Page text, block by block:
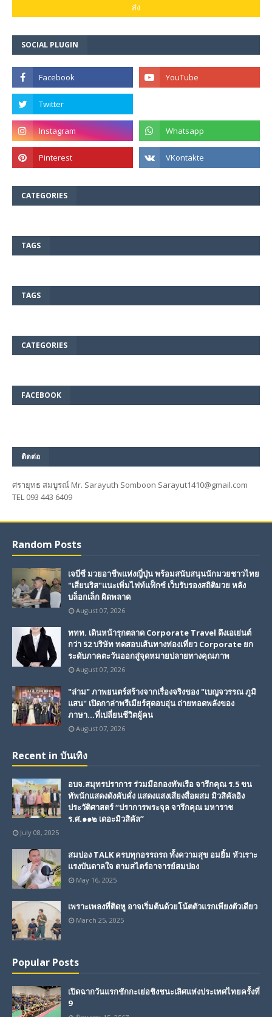
SOCIAL PLUGIN
CATEGORIES
TAGS
TAGS
CATEGORIES
FACEBOOK
ติดต่อ
ศรายุทธ สมบูรณ์ Mr. Sarayuth Somboon Sarayut1410@gmail.com
TEL 093 443 6409
Random Posts
เจบีซี มวยอาชีพแห่งญี่ปุ่น พร้อมสนับสนุนนักมวยชาวไทย
"เสี่ยนริส"แนะเพิ่มไฟท์แฟ็กซ์ เว็บรับรองสถิติมวย หลัง
บล็อกเล็ก ผิดพลาด
August 07, 2026
ททท. เดินหน้ารุกตลาด Corporate Travel ดึงเอเย่นต์
กว่า 52 บริษัท ทดสอบเส้นทางท่องเที่ยว Corporate ยก
ระดับภาคตะวันออกสู่จุดหมายปลายทางคุณภาพ
August 07, 2026
"ล่าม" ภาพยนตร์สร้างจากเรื่องจริงของ "เบญจวรรณ ภูมิ
แสน" เปิดกาล่าพรีเมียร์สุดอบอุ่น ถ่ายทอดพลังของ
ภาษา...ที่เปลี่ยนชีวิตผู้คน
August 07, 2026
Recent in บันเทิง
อบจ.สมุทรปราการ ร่วมมือกองทัพเรือ จารึกคุณ ร.5 ขน
ทัพนักแสดงดังคับคั่ง แสดงแสงเสียงสื่อผสม มิวสิคัลอิง
ประวัติศาสตร์ “ปราการพระจุล จารึกคุณ มหาราช
ร.ศ.๑๑๒ เดอะมิวสิคัล”
July 08, 2025
สมปอง TALK ครบทุกอรรถรถ ทั้งความสุข อมยิ้ม หัวเราะ
แรงบันดาลใจ ตามสไตร์อาจารย์สมปอง
May 16, 2025
เพราะเพลงที่ติดหู อาจเริ่มต้นด้วยโน้ตตัวแรกเพียงตัวเดียว
March 25, 2025
Popular Posts
เปิดฉากวันแรกชักกะเย่อชิงชนะเลิศแห่งประเทศไทยครั้งที่
9